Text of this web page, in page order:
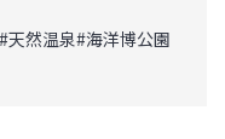
#天然温泉#海洋博公園